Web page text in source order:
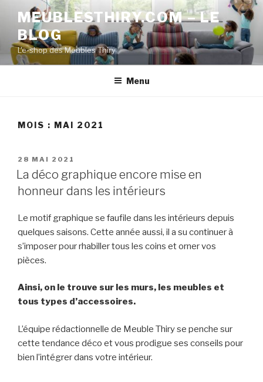
contenu
principal
MEUBLESTHIRY.COM – LE
BLOG
L'e-shop des Meubles Thiry
Menu
MOIS : MAI 2021
PUBLIÉ
LE
28 MAI 2021
La déco graphique encore mise en
honneur dans les intérieurs
Le motif graphique se faufile dans les intérieurs depuis
quelques saisons. Cette année aussi, il a su continuer à
s’imposer pour rhabiller tous les coins et orner vos
pièces.
Ainsi, on le trouve sur les murs, les meubles et
tous types d’accessoires.
L’équipe rédactionnelle de Meuble Thiry se penche sur
cette tendance déco et vous prodigue ses conseils pour
bien l’intégrer dans votre intérieur.